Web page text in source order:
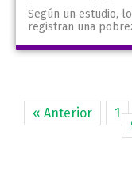
Según un estudio,
registran una
« Anterior 1